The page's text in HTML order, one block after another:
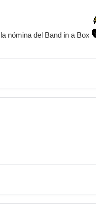
nómina del Band in a Box